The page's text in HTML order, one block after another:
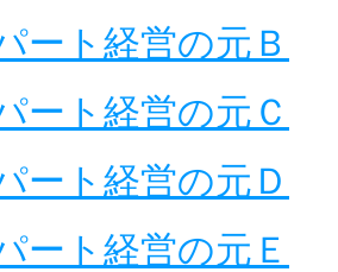
ート経営の元Ｂ
ート経営の元Ｃ
ート経営の元Ｄ
ート経営の元Ｅ